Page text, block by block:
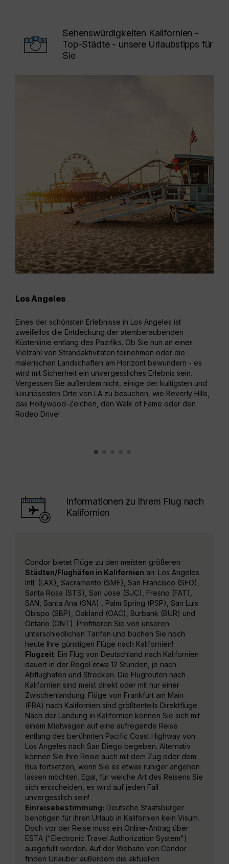
Sehenswürdigkeiten Kalifornien -
Top-Städte - unsere Urlaubstipps für
Sie
Los Angeles
Eines der schönsten Erlebnisse in Los Angeles ist
zweifellos die Entdeckung der atemberaubenden
Küstenlinie entlang des Pazifiks. Ob Sie nun an einer
Vielzahl von Strandaktivitäten teilnehmen oder die
malerischen Landschaften am Horizont bewundern - es
wird mit Sicherheit ein unvergessliches Erlebnis sein.
Vergessen Sie außerdem nicht, einige der kultigsten und
luxuriösesten Orte von LA zu besuchen, wie Beverly Hills,
das Hollywood-Zeichen, den Walk of Fame oder den
Rodeo Drive!
Informationen zu Ihrem Flug nach
Kalifornien
Condor bietet Flüge zu den meisten größeren
Städten/Flughäfen in Kalifornien an: Los Angeles
Intl. (LAX), Sacramento (SMF), San Francisco (SFO),
Santa Rosa (STS), San Jose (SJC), Fresno (FAT),
SAN, Santa Ana (SNA) , Palm Spring (PSP), San Luis
Obispo (SBP), Oakland (OAC), Burbank (BUR) und
Ontario (ONT). Profitieren Sie von unseren
unterschiedlichen Tarifen und buchen Sie noch
heute Ihre günstigen Flüge nach Kalifornien!
Flugzeit: Ein Flug von Deutschland nach Kalifornien
dauert in der Regel etwa 12 Stunden, je nach
Abflughafen und Strecken. Die Flugrouten nach
Kalifornien sind meist direkt oder mit nur einer
Zwischenlandung. Flüge von Frankfurt am Main
(FRA) nach Kalifornien sind größtenteils Direktflüge.
Nach der Landung in Kalifornien können Sie sich mit
einem Mietwagen auf eine aufregende Reise
entlang des berühmten Pacific Coast Highway von
Los Angeles nach San Diego begeben. Alternativ
können Sie Ihre Reise auch mit dem Zug oder dem
Bus fortsetzen, wenn Sie es etwas ruhiger angehen
lassen möchten. Egal, für welche Art des Reisens Sie
sich entscheiden, es wird auf jeden Fall
unvergesslich sein!
Einreisebestimmung: Deutsche Staatsbürger
benötigen für ihren Urlaub in Kalifornien kein Visum.
Doch vor der Reise muss ein Online-Antrag über
ESTA ("Electronic Travel Authorization System")
ausgefüllt werden. Auf der Website von Condor
finden Urlauber außerdem die aktuellen